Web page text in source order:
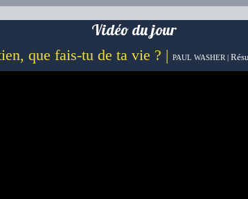
Vidéo du jour
que fais-tu de ta vie ? | PAUL WASHER |